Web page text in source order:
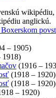
anglickú.
– 1905)
1918)
(1916 –
(1918 – 1920)
(1918 – 1920)
– 1920)